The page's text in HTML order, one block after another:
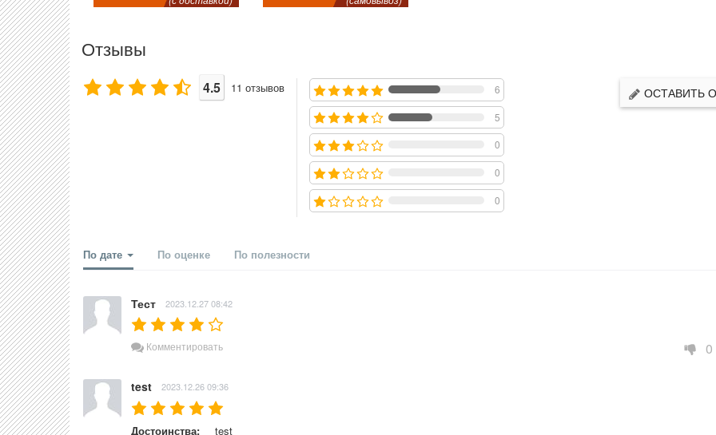
Отзывы
4.5 11 отзывов 6
5
0
0
0
ОСТАВИТЬ
По дате По оценке По полезности
Тест 2023.12.27 08:42
Комментировать 0
test 2023.12.26 09:36
Достоинства:
test